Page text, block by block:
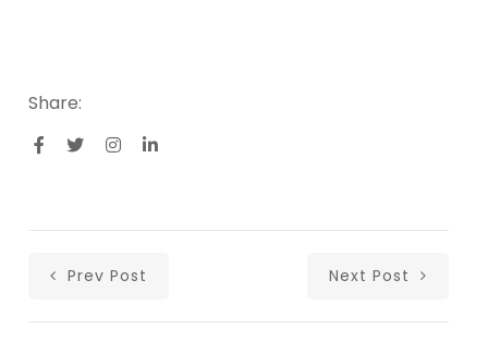
Share:
Prev Post Next Post